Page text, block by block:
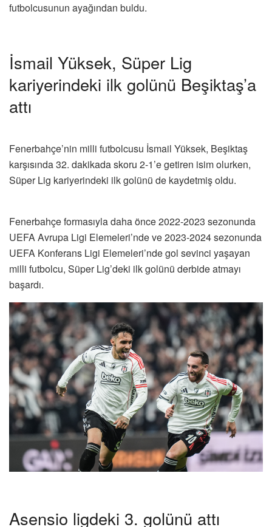
futbolcusunun ayağından buldu.
İsmail Yüksek, Süper Lig
kariyerindeki ilk golünü Beşiktaş’a
attı
Fenerbahçe’nin milli futbolcusu İsmail Yüksek, Beşiktaş
karşısında 32. dakikada skoru 2-1’e getiren isim olurken,
Süper Lig kariyerindeki ilk golünü de kaydetmiş oldu.
Fenerbahçe formasıyla daha önce 2022-2023 sezonunda
UEFA Avrupa Ligi Elemeleri’nde ve 2023-2024 sezonunda
UEFA Konferans Ligi Elemeleri’nde gol sevinci yaşayan
milli futbolcu, Süper Lig’deki ilk golünü derbide atmayı
başardı.
Asensio ligdeki 3. golünü attı